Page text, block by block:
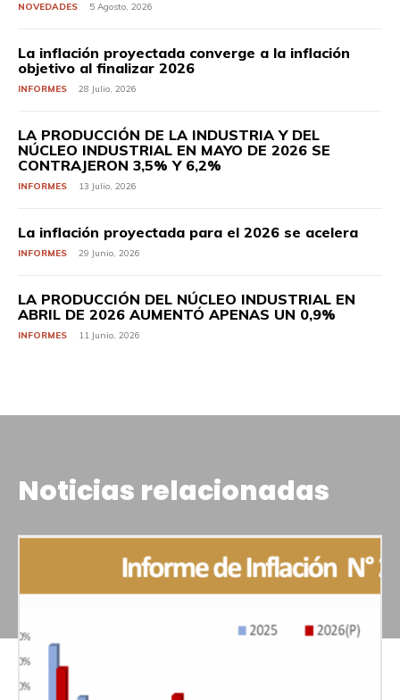
NOVEDADES 5 Agosto, 2026
La inflación proyectada converge a la inflación
objetivo al finalizar 2026
INFORMES 28 Julio, 2026
LA PRODUCCIÓN DE LA INDUSTRIA Y DEL
NÚCLEO INDUSTRIAL EN MAYO DE 2026 SE
CONTRAJERON 3,5% Y 6,2%
INFORMES 13 Julio, 2026
La inflación proyectada para el 2026 se acelera
INFORMES 29 Junio, 2026
LA PRODUCCIÓN DEL NÚCLEO INDUSTRIAL EN
ABRIL DE 2026 AUMENTÓ APENAS UN 0,9%
INFORMES 11 Junio, 2026
Noticias relacionadas